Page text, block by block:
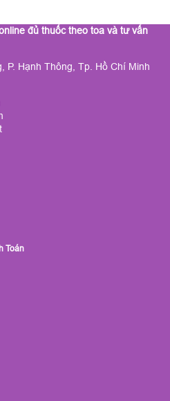
đủ thuốc theo toa và tư vấn
P. Hạnh Thông, Tp. Hồ Chí Minh
Toán